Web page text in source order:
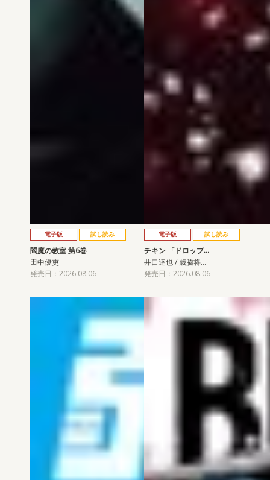
電子版 試し読み
閻魔の教室 第6巻
田中優吏
発売日：2026.08.06
電子版 試し読み
チキン 「ドロップ…
井口達也 / 歳脇将…
発売日：2026.08.06